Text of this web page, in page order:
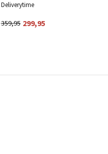
Deliverytime
359,95 299,95